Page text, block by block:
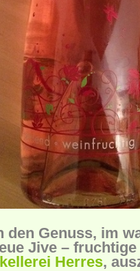
den Genuss, im
Jive –
Herres,